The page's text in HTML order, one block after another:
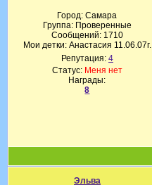
Город: Самара
Группа: Проверенные
Сообщений: 1710
Мои детки: Анастасия 11.06.07г.
Репутация: 4
Статус: Меня нет
Награды:
8
Эльва